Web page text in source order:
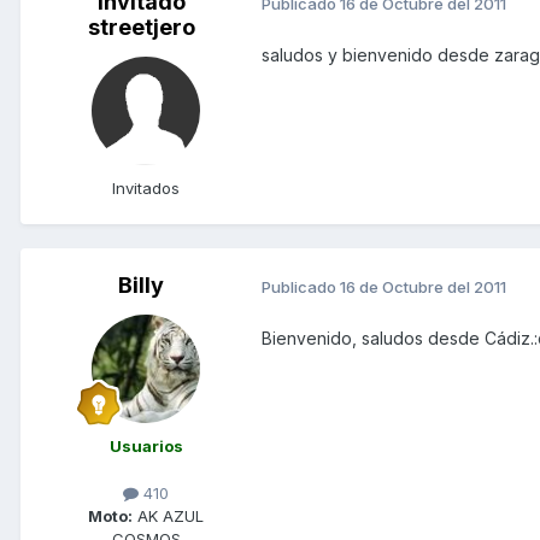
streetjero
Invitados
saludos y bienvenido desde
Billy
Usuarios
410
Moto: AK AZUL
Publicado 16 de Octubre del 2011
Bienvenido, saludos desde